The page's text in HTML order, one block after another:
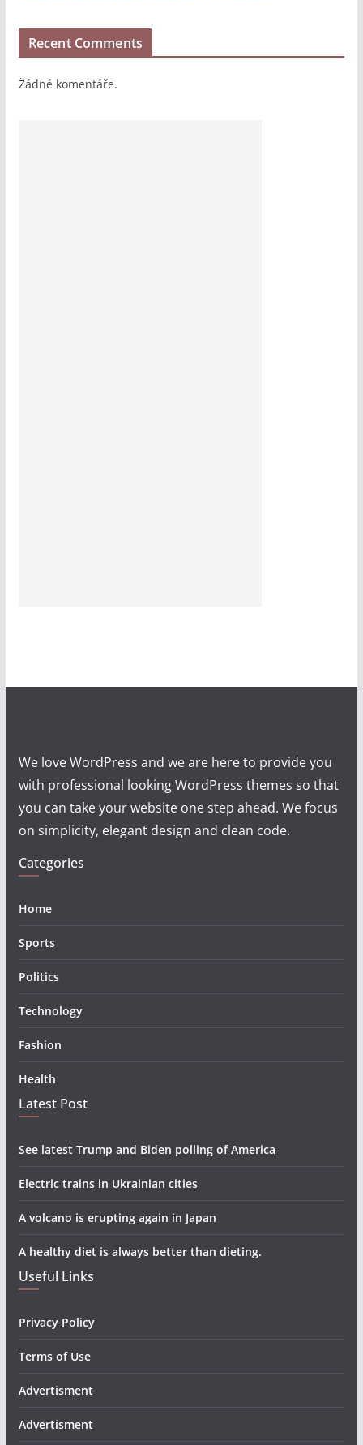
Recent Comments
Žádné komentáře.
We love WordPress and we are here to provide you
with professional looking WordPress themes so that
you can take your website one step ahead. We focus
on simplicity, elegant design and clean code.
Categories
Home
Sports
Politics
Technology
Fashion
Health
Latest Post
See latest Trump and Biden polling of America
Electric trains in Ukrainian cities
A volcano is erupting again in Japan
A healthy diet is always better than dieting.
Useful Links
Privacy Policy
Terms of Use
Advertisment
Advertisment